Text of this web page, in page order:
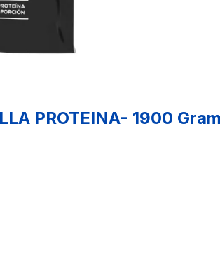
PROTEINA- 1900